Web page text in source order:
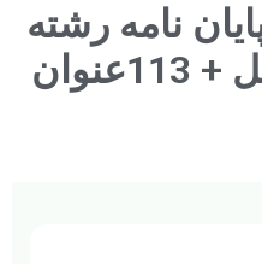
نامه رشته
علوم زیستی جنگل + 113عنوان